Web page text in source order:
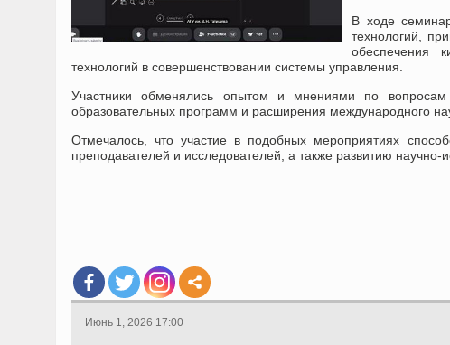
В ходе
технологий,
обеспечения
технологий в совершенствовании системы управления.
Участники обменялись опытом и мнениями по вопросам
образовательных программ и расширения международного
Отмечалось, что участие в подобных мероприятиях
преподавателей и исследователей, а также развитию научно-
Июнь 1, 2026 17:00